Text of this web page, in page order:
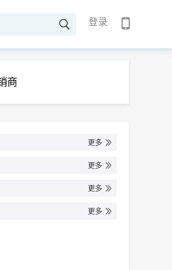
登录
商
更多
更多
更多
更多